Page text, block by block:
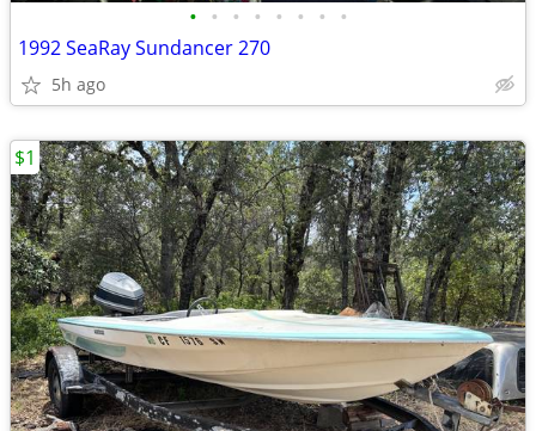
• • • • • • • •
1992 SeaRay Sundancer 270
5h ago
$1